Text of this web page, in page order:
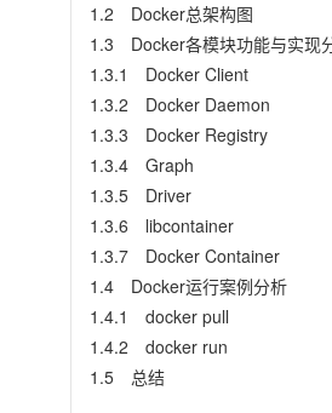
1.2 Docker总架构图
1.3 Docker各模块功能与实现
1.3.1 Docker Client
1.3.2 Docker Daemon
1.3.3 Docker Registry
1.3.4 Graph
1.3.5 Driver
1.3.6 libcontainer
1.3.7 Docker Container
1.4 Docker运行案例分析
1.4.1 docker pull
1.4.2 docker run
1.5 总结